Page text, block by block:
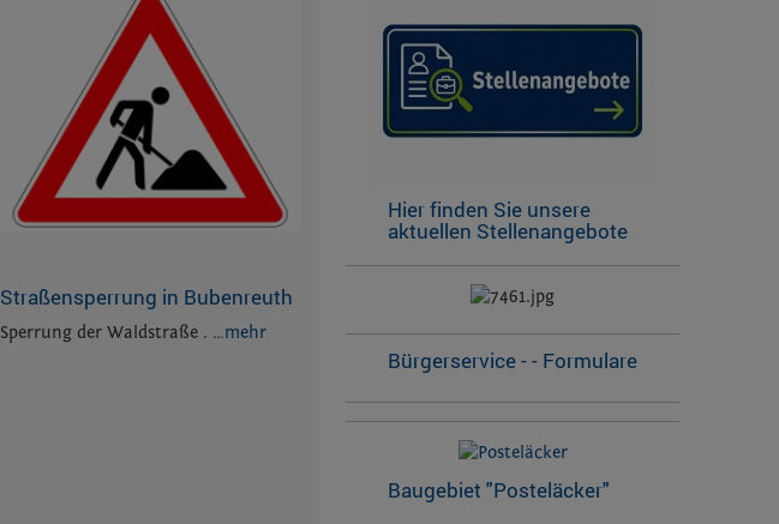
Straßensperrung in Bubenreuth
Sperrung der Waldstraße . …mehr
Hier finden Sie unsere
aktuellen Stellenangebote
Bürgerservice - - Formulare
Baugebiet "Posteläcker"